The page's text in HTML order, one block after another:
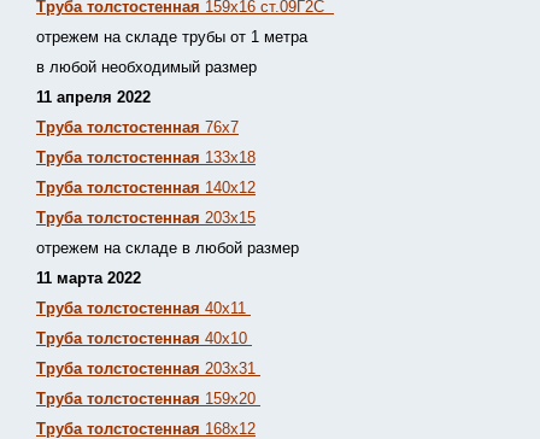
Труба толстостенная 159х16 ст.09Г2С
отрежем на складе трубы от 1 метра
в любой необходимый размер
11 апреля 2022
Труба толстостенная 76х7
Труба толстостенная 133х18
Труба толстостенная 140х12
Труба толстостенная 203х15
отрежем на складе в любой размер
11 марта 2022
Труба толстостенная 40х11
Труба толстостенная 40х10
Труба толстостенная 203х31
Труба толстостенная 159х20
Труба толстостенная 168х12